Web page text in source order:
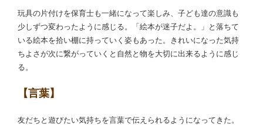
玩具の片付けを保育士も一緒になって楽しみ、子ども達の意識も
少しずつ変わったように感じる。「絵本が迷子だよ。」と落ちて
いる絵本を拾い棚に持っていく姿もあった。きれいになった気持
ちよさが次に繋がっていくと自然と物を大切に出来るように感じ
る。
【言葉】
友だちと遊びたい気持ちを言葉で伝えられるようになってきた。